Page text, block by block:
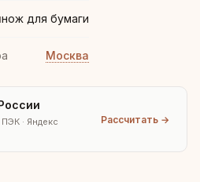
нож для бумаги
Москва
· Яндекс
Рассчитать →